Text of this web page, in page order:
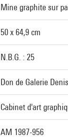
Mine graphite sur
50 x 64,9 cm
N.B.G. : 25
Don de Galerie
Cabinet d'art
AM 1987-956